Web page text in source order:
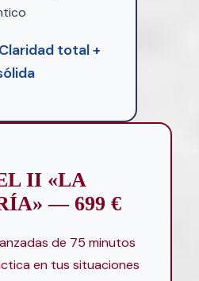
total +
II «LA
— 699 €
de 75 minutos
en tus situaciones